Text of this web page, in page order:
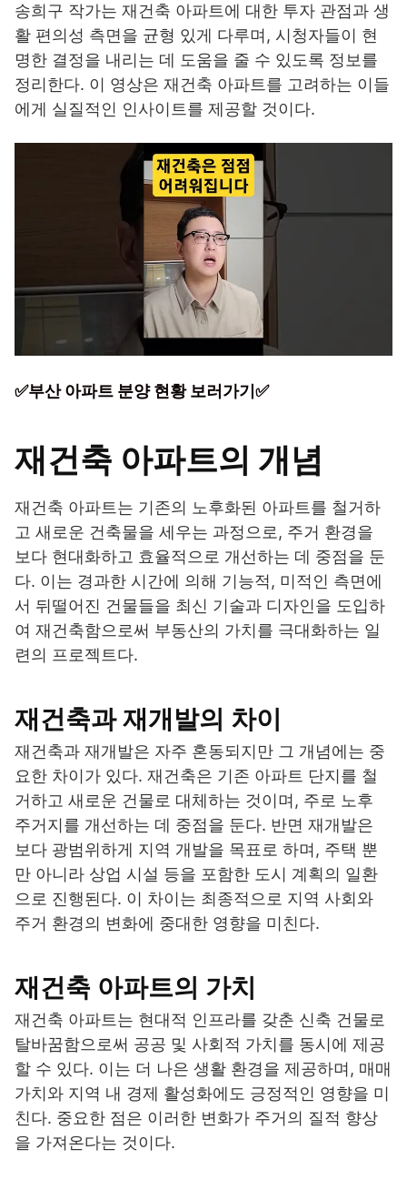
송희구 작가는 재건축 아파트에 대한 투자 관점과 생
활 편의성 측면을 균형 있게 다루며, 시청자들이 현
명한 결정을 내리는 데 도움을 줄 수 있도록 정보를
정리한다. 이 영상은 재건축 아파트를 고려하는 이들
에게 실질적인 인사이트를 제공할 것이다.
✅부산 아파트 분양 현황 보러가기✅
재건축 아파트의 개념
재건축 아파트는 기존의 노후화된 아파트를 철거하
고 새로운 건축물을 세우는 과정으로, 주거 환경을
보다 현대화하고 효율적으로 개선하는 데 중점을 둔
다. 이는 경과한 시간에 의해 기능적, 미적인 측면에
서 뒤떨어진 건물들을 최신 기술과 디자인을 도입하
여 재건축함으로써 부동산의 가치를 극대화하는 일
련의 프로젝트다.
재건축과 재개발의 차이
재건축과 재개발은 자주 혼동되지만 그 개념에는 중
요한 차이가 있다. 재건축은 기존 아파트 단지를 철
거하고 새로운 건물로 대체하는 것이며, 주로 노후
주거지를 개선하는 데 중점을 둔다. 반면 재개발은
보다 광범위하게 지역 개발을 목표로 하며, 주택 뿐
만 아니라 상업 시설 등을 포함한 도시 계획의 일환
으로 진행된다. 이 차이는 최종적으로 지역 사회와
주거 환경의 변화에 중대한 영향을 미친다.
재건축 아파트의 가치
재건축 아파트는 현대적 인프라를 갖춘 신축 건물로
탈바꿈함으로써 공공 및 사회적 가치를 동시에 제공
할 수 있다. 이는 더 나은 생활 환경을 제공하며, 매매
가치와 지역 내 경제 활성화에도 긍정적인 영향을 미
친다. 중요한 점은 이러한 변화가 주거의 질적 향상
을 가져온다는 것이다.